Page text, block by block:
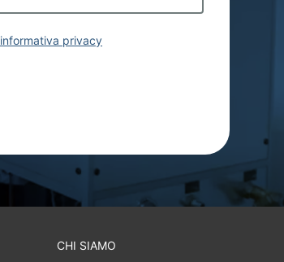
informativa privacy
CHI SIAMO